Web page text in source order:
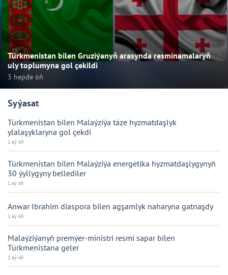
Türkmenistan bilen Gruziýanyň arasynda resminamalaryň
uly toplumyna gol çekildi
3 hepde öň
Syýasat
Türkmenistan bilen Malaýziýa täze hyzmatdaşlyk
ylalaşyklaryna gol çekdi
1 aý öň
Türkmenistan bilen Malaýziýa energetika hyzmatdaşlygynyň
30 ýyllygyny bellediler
1 aý öň
Anwar Ibrahim diaspora bilen agşamlyk naharyna gatnaşdy
1 aý öň
Malaýziýanyň premýer-ministri resmi sapar bilen
Türkmenistana geler
2 aý öň